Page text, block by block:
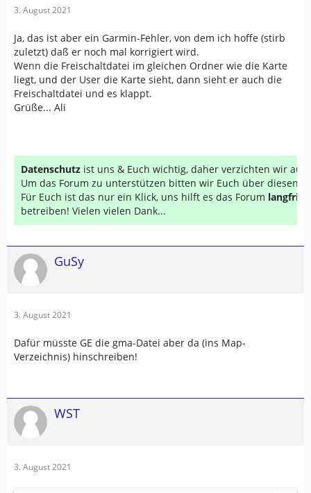
3. August 2021
Ja, das ist aber ein Garmin-Fehler, von dem ich hoffe (stirb
zuletzt) daß er noch mal korrigiert wird.
Wenn die Freischaltdatei im gleichen Ordner wie die Karte
liegt, und der User die Karte sieht, dann sieht er auch die
Freischaltdatei und es klappt.
Grüße... Ali
Datenschutz ist uns & Euch wichtig, daher verzichten wir auf
Um das Forum zu unterstützen bitten wir Euch über diesen
Für Euch ist das nur ein Klick, uns hilft es das Forum
betreiben! Vielen vielen Dank...
GuSy
3. August 2021
Dafür müsste GE die gma-Datei aber da (ins Map-
Verzeichnis) hinschreiben!
WST
3. August 2021